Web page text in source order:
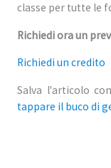
classe per tutte le
Richiedi ora un
Richiedi un credito
Salva l'articolo
tappare il buco di